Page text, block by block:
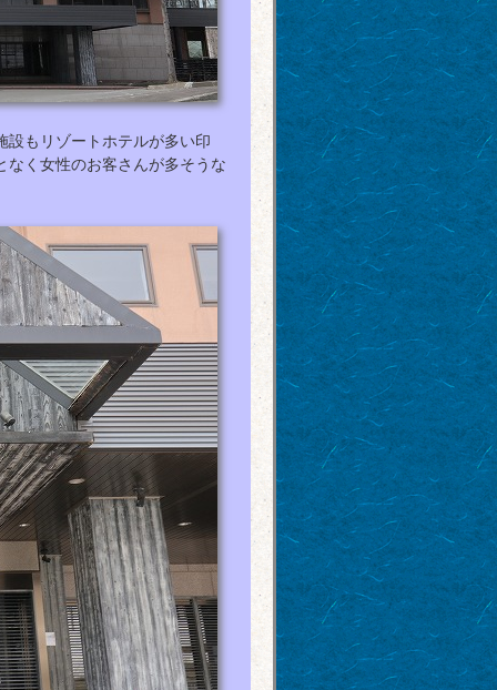
設もリゾートホテルが多い印
なく女性のお客さんが多そうな